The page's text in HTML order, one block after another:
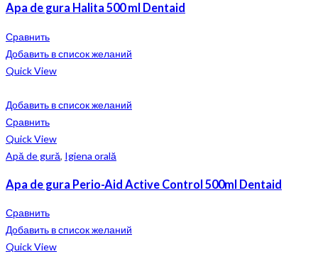
Apa de gura Halita 500 ml Dentaid
Сравнить
Добавить в список желаний
Quick View
Добавить в список желаний
Сравнить
Quick View
Apă de gură, Igiena orală
Apa de gura Perio-Aid Active Control 500ml Dentaid
Сравнить
Добавить в список желаний
Quick View